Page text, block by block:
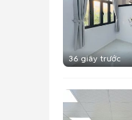
36 giây trước